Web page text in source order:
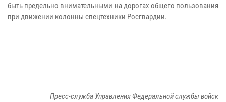
быть предельно внимательными на дорогах общего пользования
при движении колонны спецтехники Росгвардии.
Пресс-служба Управления Федеральной службы войск